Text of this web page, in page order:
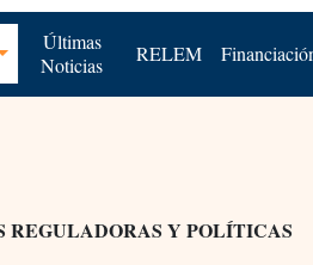
Últimas
Noticias
RELEM
REGULADORAS Y POLÍTICAS